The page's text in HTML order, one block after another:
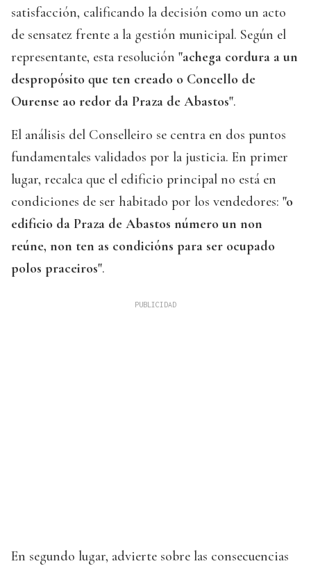
satisfacción, calificando la decisión como un acto
de sensatez frente a la gestión municipal. Según el
representante, esta resolución "achega cordura a un
despropósito que ten creado o Concello de
Ourense ao redor da Praza de Abastos".
El análisis del Conselleiro se centra en dos puntos
fundamentales validados por la justicia. En primer
lugar, recalca que el edificio principal no está en
condiciones de ser habitado por los vendedores: "o
edificio da Praza de Abastos número un non
reúne, non ten as condicións para ser ocupado
polos praceiros".
En segundo lugar, advierte sobre las consecuencias